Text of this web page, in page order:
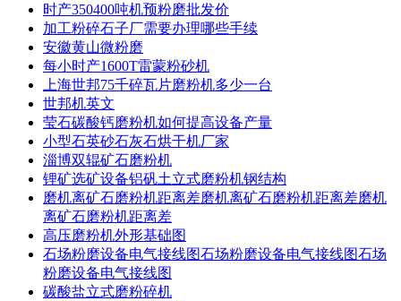
时产350400吨机预粉磨批发价
加工粉碎石子厂需要办理哪些手续
安徽黄山微粉磨
每小时产1600T雷蒙粉砂机
上海世邦75千碎瓦片磨粉机多少一台
世邦机英文
莹石碳酸钙磨粉机如何提高设备产量
小型石英砂石灰石烘干机厂家
淄博双辊矿石磨粉机
锂矿选矿设备铝矾土立式磨粉机钢结构
磨机离矿石磨粉机距离差磨机离矿石磨粉机距离差磨机
离矿石磨粉机距离差
高压磨粉机外形基础图
石场粉磨设备电气接线图石场粉磨设备电气接线图石场
粉磨设备电气接线图
碳酸盐立式磨粉碎机